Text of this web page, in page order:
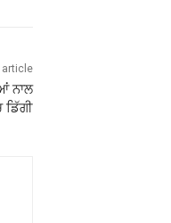
article
ਨਾਲ
ਡਿੱਗੀ